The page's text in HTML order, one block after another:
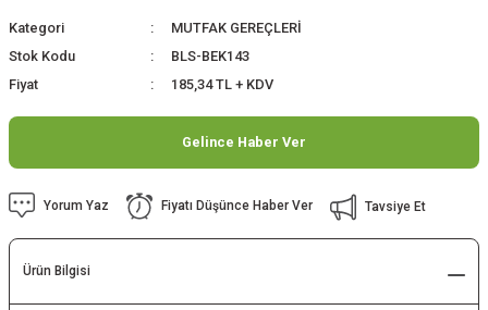
Kategori
MUTFAK GEREÇLERİ
Stok Kodu
BLS-BEK143
Fiyat
185,34 TL + KDV
Gelince Haber Ver
Yorum Yaz Fiyatı Düşünce Haber Ver Tavsiye Et
Ürün Bilgisi